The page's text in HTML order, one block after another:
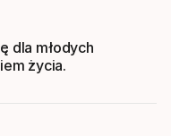
dla młodych
życia.